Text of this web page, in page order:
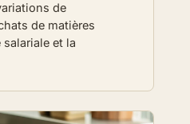
de
de matières
salariale et la